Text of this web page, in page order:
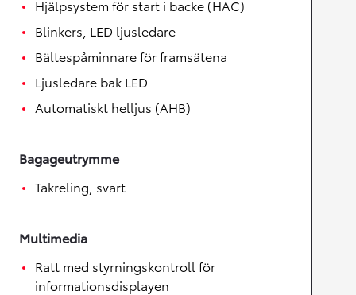
Hjälpsystem för start i backe (HAC)
Blinkers, LED ljusledare
Bältespåminnare för framsätena
Ljusledare bak LED
Automatiskt helljus (AHB)
Bagageutrymme
Takreling, svart
Multimedia
Ratt med styrningskontroll för
informationsdisplayen